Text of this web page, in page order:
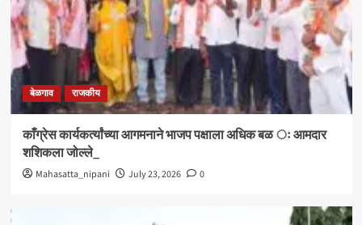
बेळगाव राजकीय
काँग्रेस कार्यकर्त्यांच्या आगमनाने भाजप पक्षाला अधिक बळ ः आमदार
शशिकला जोल्ले_
Mahasatta_nipani July 23, 2026 0